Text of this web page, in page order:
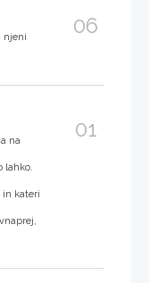
njeni
06
na
lahko.
in kateri
01